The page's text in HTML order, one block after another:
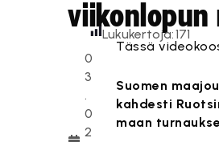
viikonlopun
0
3
.
0
2
Lukukertoja:171
Tässä
Suomen
kahdesti
maan